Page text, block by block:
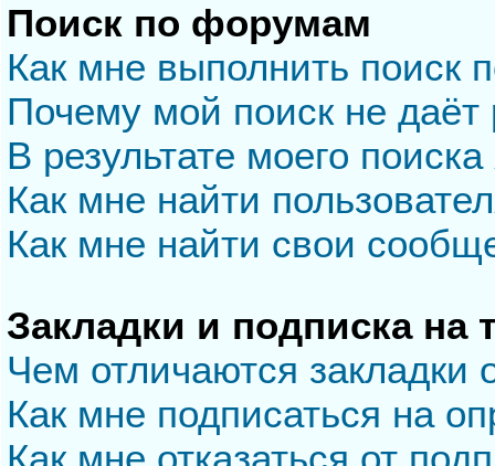
Поиск по форумам
Как мне выполнить
Почему мой поиск не даёт
В результате моего
Как мне найти
Как мне найти свои
Закладки и подписка на
Чем отличаются закладки
Как мне подписаться на